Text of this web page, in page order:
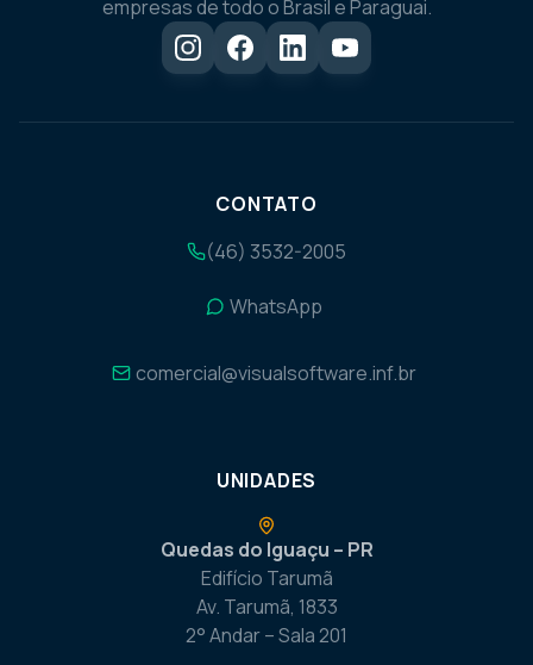
empresas de todo o Brasil e Paraguai.
CONTATO
(46) 3532-2005
WhatsApp
comercial@visualsoftware.inf.br
UNIDADES
Quedas do Iguaçu – PR
Edifício Tarumã
Av. Tarumã, 1833
2° Andar – Sala 201